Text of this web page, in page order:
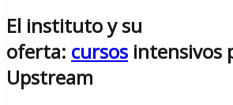
El instituto y su
oferta: cursos intensivos
Upstream